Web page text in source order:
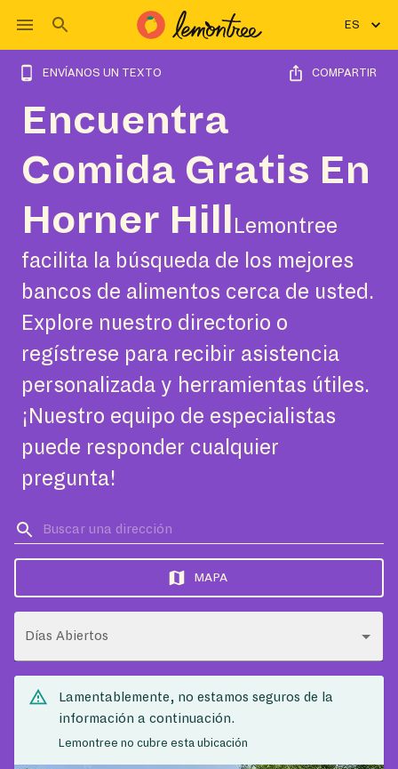
ES
ENVÍANOS UN TEXTO COMPARTIR
Encuentra
Comida Gratis En
Horner Hill
Lemontree
facilita la búsqueda de los mejores
bancos de alimentos cerca de usted.
Explore nuestro directorio o
regístrese para recibir asistencia
personalizada y herramientas útiles.
¡Nuestro equipo de especialistas
puede responder cualquier
pregunta!
MAPA
Días Abiertos
Lamentablemente, no estamos seguros de la
información a continuación.
Lemontree no cubre esta ubicación